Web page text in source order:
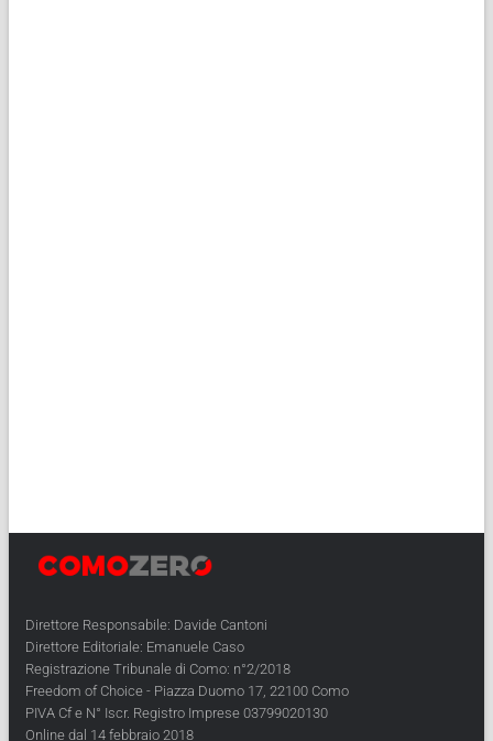
Direttore Responsabile: Davide Cantoni
Direttore Editoriale: Emanuele Caso
Registrazione Tribunale di Como: n°2/2018
Freedom of Choice - Piazza Duomo 17, 22100 Como
PIVA Cf e N° Iscr. Registro Imprese 03799020130
Online dal 14 febbraio 2018